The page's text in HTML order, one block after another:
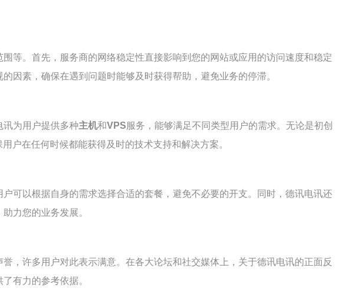
等。首先，服务商的网络稳定性直接影响到您的网站或应用的访问速度和稳定
因素，确保在遇到问题时能够及时获得帮助，避免业务的停滞。
为用户提供多种主机和VPS服务，能够满足不同类型用户的需求。无论是初创
户在任何时候都能获得及时的技术支持和解决方案。
可以根据自身的需求选择合适的套餐，避免不必要的开支。同时，德讯电讯还
力您的业务发展。
，许多用户对此表示满意。在各大论坛和社交媒体上，关于德讯电讯的正面反
有力的参考依据。